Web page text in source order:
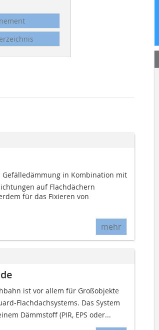
Gefälledämmung in Kombination mit
auf Flachdächern
für das Fixieren von
mehr
ist vor allem für Großobjekte
Flachdachsystems. Das System
Dämmstoff (PIR, EPS oder...